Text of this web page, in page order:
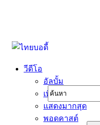
วีดีโอ
อัลบั้ม
เพิ่มล่าสุด
แสดงมากสุด
พอดคาสต์